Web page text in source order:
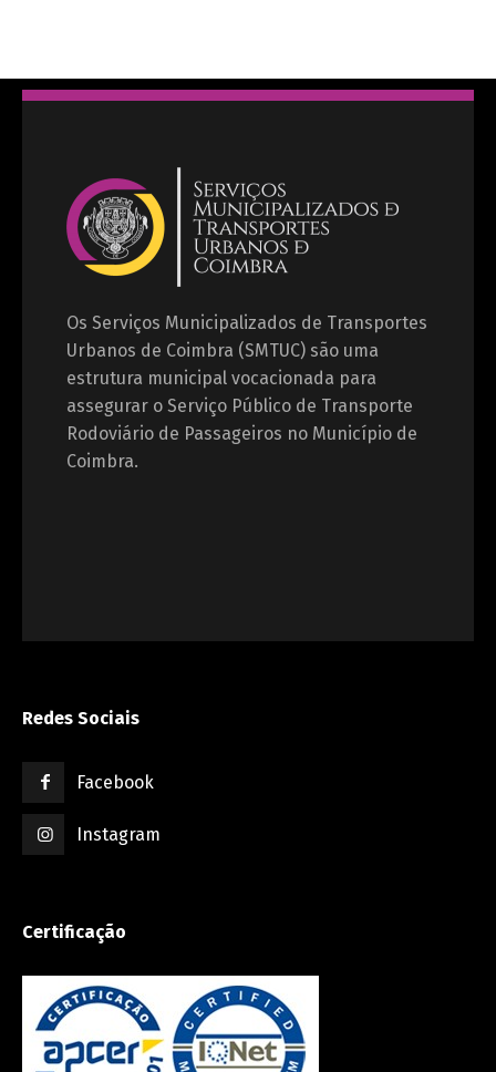
Os Serviços Municipalizados de Transportes
Urbanos de Coimbra (SMTUC) são uma
estrutura municipal vocacionada para
assegurar o Serviço Público de Transporte
Rodoviário de Passageiros no Município de
Coimbra.
Redes Sociais
Facebook
Instagram
Certificação